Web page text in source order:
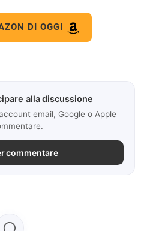
DI OGGI
alla discussione
email, Google o Apple
commentare